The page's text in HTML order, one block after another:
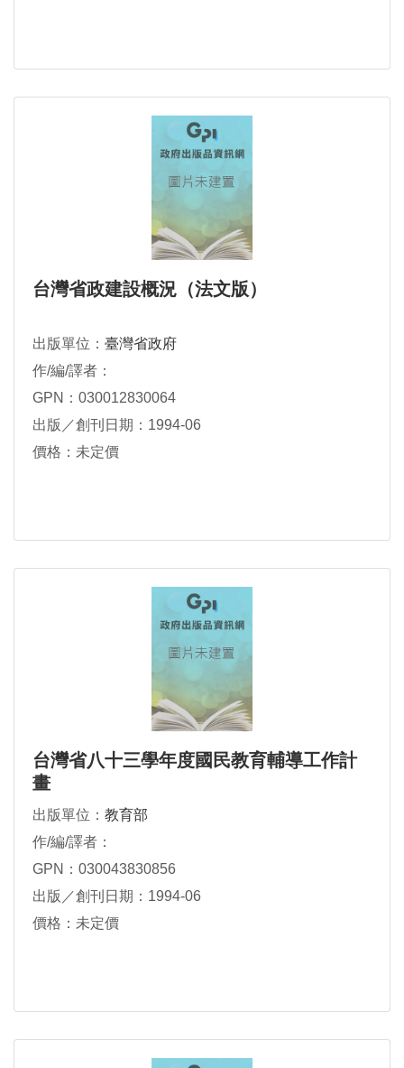
台灣省政建設概況（法文版）
出版單位： 臺灣省政府
作/編/譯者：
GPN：030012830064
出版／創刊日期：1994-06
價格：未定價
台灣省八十三學年度國民教育輔導工作計
畫
出版單位： 教育部
作/編/譯者：
GPN：030043830856
出版／創刊日期：1994-06
價格：未定價